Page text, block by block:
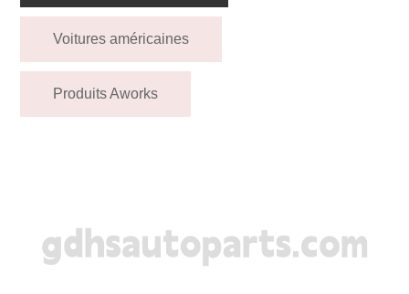
Voitures américaines
Produits Aworks